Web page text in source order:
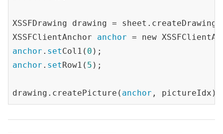
XSSFDrawing drawing =
XSSFClientAnchor anchor
anchor . setCol1( 0
anchor . set Row1( 5 );
drawing.createPicture( anchor